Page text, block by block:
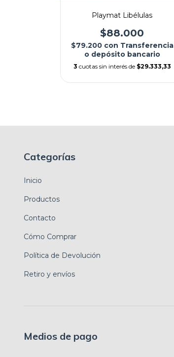
Playmat Libélulas
$88.000
$79.200 con Transferencia
o depósito bancario
3 cuotas sin interés de $29.333,33
Categorías
Inicio
Productos
Contacto
Cómo Comprar
Política de Devolución
Retiro y envíos
Medios de pago